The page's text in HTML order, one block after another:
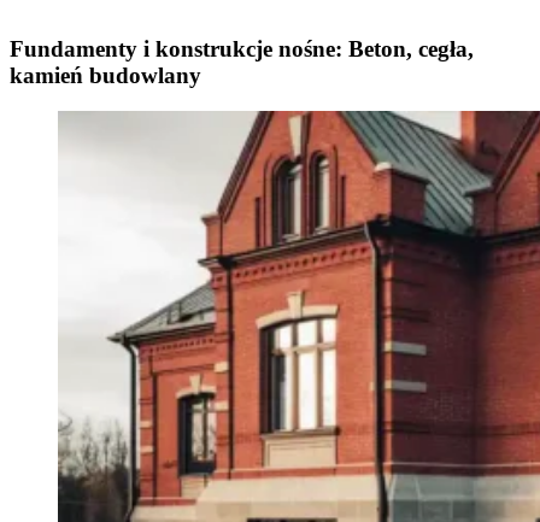
Fundamenty i konstrukcje nośne: Beton, cegła,
kamień budowlany